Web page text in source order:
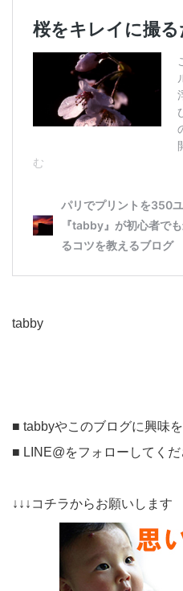
tabby
■ tabbyやこのブログに興味を
■ LINE@をフォローしてくだ
↓↓↓コチラからお願いします